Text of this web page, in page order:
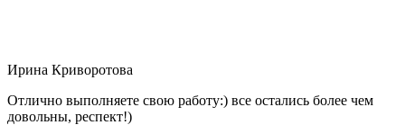
Ирина Криворотова
Отлично выполняете свою работу:) все остались более чем
довольны, респект!)